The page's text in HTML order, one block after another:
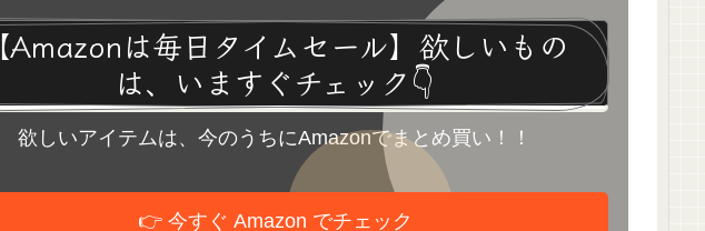
【Amazonは毎日タイムセール】欲しいもの
は、いますぐチェック👇
欲しいアイテムは、今のうちにAmazonでまとめ買い！！
👉 今すぐ Amazon でチェック